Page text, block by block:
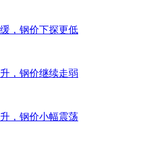
，钢价下探更低
，钢价继续走弱
，钢价小幅震荡